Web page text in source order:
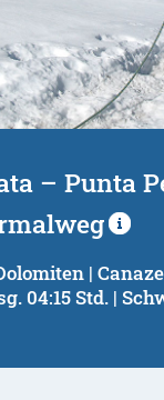
– Punta
|
04:15 Std. |